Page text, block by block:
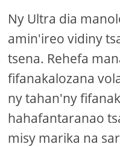
Ny Ultra dia
amin'ireo vidiny
tsena. Rehefa
fifanakalozana
ny tahan'ny
hahafantaranao
misy marika na